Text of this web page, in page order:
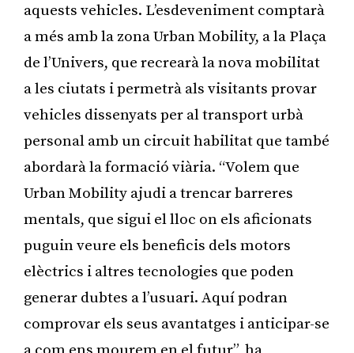
aquests vehicles. L’esdeveniment comptarà
a més amb la zona Urban Mobility, a la Plaça
de l’Univers, que recrearà la nova mobilitat
a les ciutats i permetrà als visitants provar
vehicles dissenyats per al transport urbà
personal amb un circuit habilitat que també
abordarà la formació viària. “Volem que
Urban Mobility ajudi a trencar barreres
mentals, que sigui el lloc on els aficionats
puguin veure els beneficis dels motors
elèctrics i altres tecnologies que poden
generar dubtes a l’usuari. Aquí podran
comprovar els seus avantatges i anticipar-se